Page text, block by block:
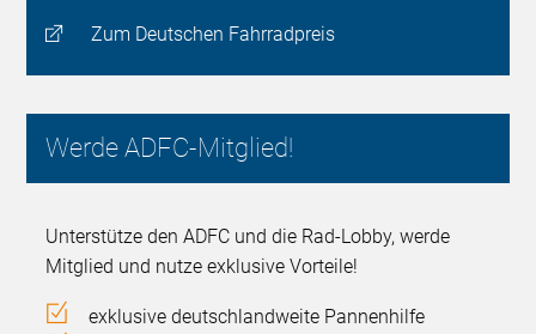
Zum Deutschen Fahrradpreis
Werde ADFC-Mitglied!
Unterstütze den ADFC und die Rad-Lobby, werde
Mitglied und nutze exklusive Vorteile!
exklusive deutschlandweite Pannenhilfe